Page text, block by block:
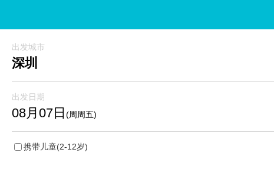
出发城市
深圳
出发日期
08月07日 (周周五)
携带儿童(2-12岁)